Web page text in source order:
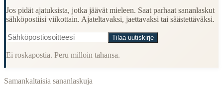
Jos pidät ajatuksista, jotka jäävät mieleen. Saat parhaat sananlaskut
sähköpostiisi viikottain. Ajateltavaksi, jaettavaksi tai säästettäväksi.
Tilaa uutiskirje
Ei roskapostia. Peru milloin tahansa.
Samankaltaisia sananlaskuja